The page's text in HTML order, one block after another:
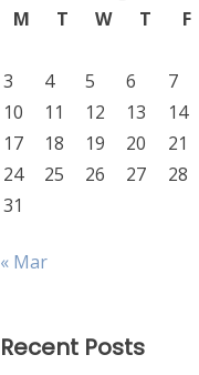
M
T W T F
3
4 5 6 7
10
11 12 13 14
17
18 19 20 21
24
25 26 27 28
31
« Mar
Recent Posts